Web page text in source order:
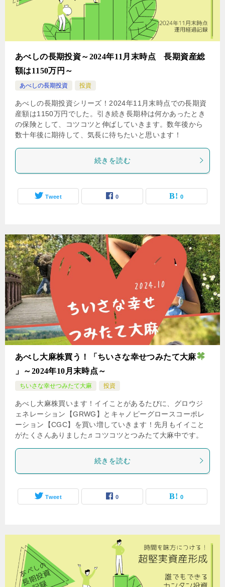
あべしの長期投資～2024年11月末時点 長期資産総
額は1150万円～
あべしの長期投資 投資
あべしの長期投資シリーズ！2024年11月末時点での長期資
産額は1150万円でした。引き続き長期枠は何かあったとき
の保険として、コツコツと伸ばしていきます。数年後から
数十年後に期待して、気長に待ちたいと思います！
続きを読む
Tweet 0 0
あべし大麻株買う！「ちいさな幸せつみたて大麻
」～2024年10月末時点～
ちいさな幸せつみたて大麻 投資
あべし大麻株買います！イイことがあるたびに、グロウジ
ェネレーション【GRWG】とキャノピーグロースコーポレ
ーション【CGC】を買い増していきます！先月もイイこと
がたくさんありました♬コツコツとつみたて大麻中です。
続きを読む
Tweet 0 0